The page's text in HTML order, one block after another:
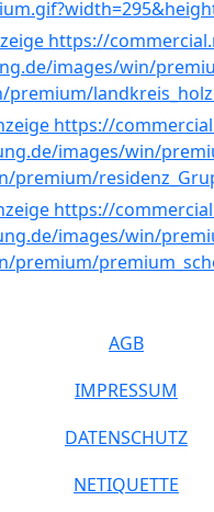
AGB
IMPRESSUM
DATENSCHUTZ
NETIQUETTE